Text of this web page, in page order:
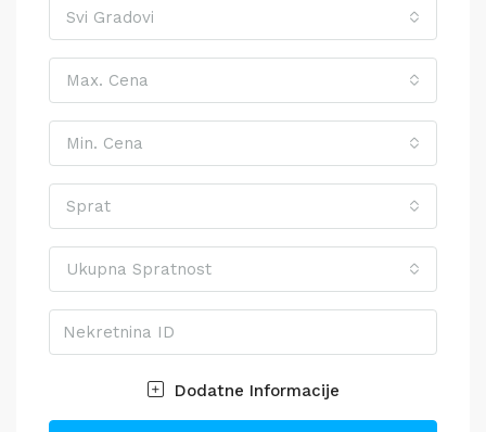
Svi Gradovi
Max. Cena
Min. Cena
Sprat
Ukupna Spratnost
Dodatne Informacije